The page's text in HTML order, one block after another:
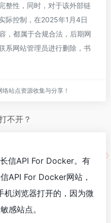
整性，同时，对于该外部链
际控制，在2025年1月4日
，都属于合规合法，后期网
系网站管理员进行删除，书
站点资源收集与分享！
不开？
信API For Docker。有
API For Docker网站，
机浏览器打开的，因为微
感站点。